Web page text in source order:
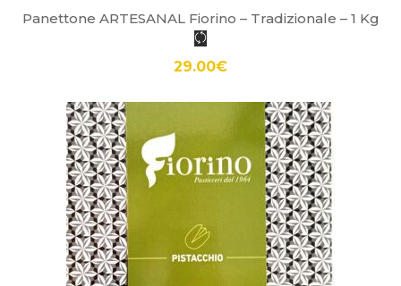
Panettone ARTESANAL Fiorino – Tradizionale – 1 Kg
29.00€